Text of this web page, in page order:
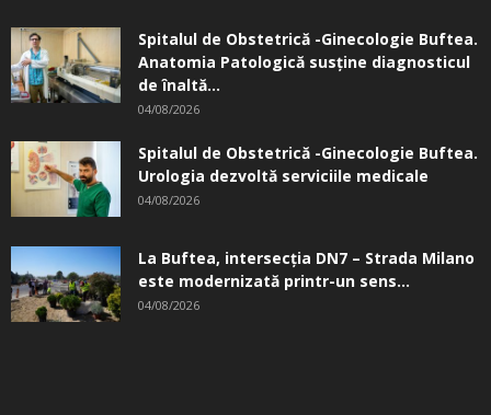
Spitalul de Obstetrică -Ginecologie Buftea.
Anatomia Patologică susţine diagnosticul
de înaltă...
04/08/2026
Spitalul de Obstetrică -Ginecologie Buftea.
Urologia dezvoltă serviciile medicale
04/08/2026
La Buftea, intersecţia DN7 – Strada Milano
este modernizată printr-un sens...
04/08/2026